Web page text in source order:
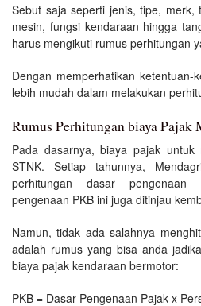
Sebut saja seperti jenis, tipe, merk,
mesin, fungsi kendaraan hingga
harus mengikuti rumus perhitungan
Dengan memperhatikan
lebih mudah dalam melakukan
Rumus Perhitungan biaya Pajak
Pada dasarnya, biaya pajak
STNK. Setiap tahunnya,
perhitungan dasar pengenaan
pengenaan PKB ini juga ditinjau
Namun, tidak ada salahnya
adalah rumus yang bisa anda
biaya pajak kendaraan bermotor:
PKB = Dasar Pengenaan Pajak x